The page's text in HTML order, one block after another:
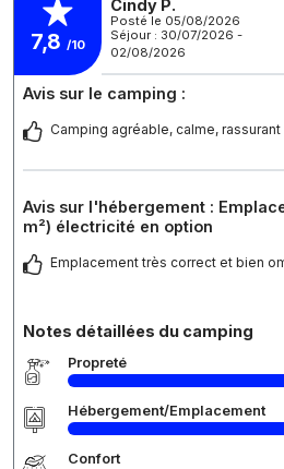
7,8 /10
Cindy P.
Posté le 05/08/2026
Séjour : 30/07/2026 -
02/08/2026
Avis sur le camping :
Camping agréable, calme,
Avis sur l'hébergement :
m²) électricité en option
Emplacement très correct et bien
Notes détaillées du camping
Propreté
Hébergement/Emplacement
Confort